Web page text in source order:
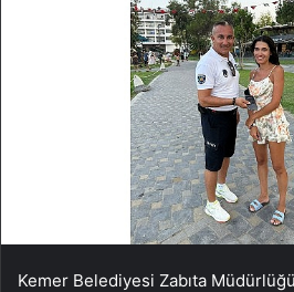
Kemer Belediyesi Zabıta